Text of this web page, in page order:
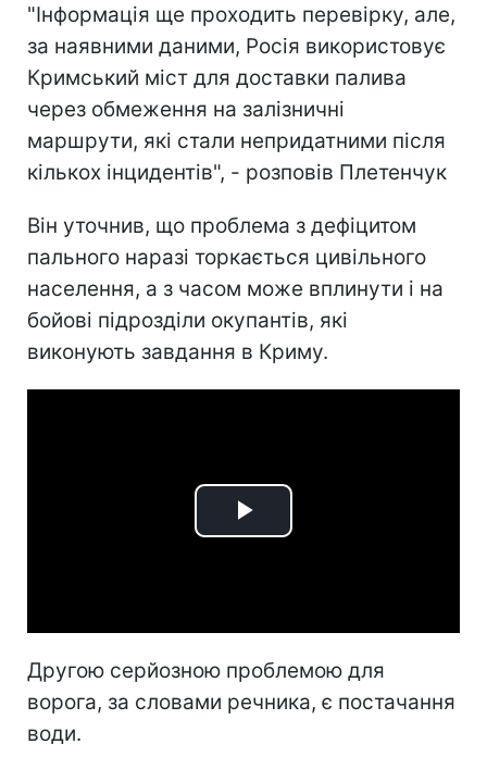
"Інформація ще проходить перевірку, але,
за наявними даними, Росія використовує
Кримський міст для доставки палива
через обмеження на залізничні
маршрути, які стали непридатними після
кількох інцидентів", - розповів Плетенчук
Він уточнив, що проблема з дефіцитом
пального наразі торкається цивільного
населення, а з часом може вплинути і на
бойові підрозділи окупантів, які
виконують завдання в Криму.
Play
Другою серйозною проблемою для
ворога, за словами речника, є постачання
води.